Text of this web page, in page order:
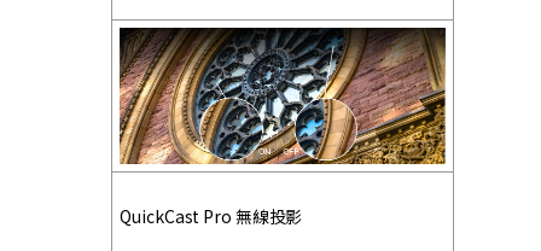
QuickCast Pro 無線投影